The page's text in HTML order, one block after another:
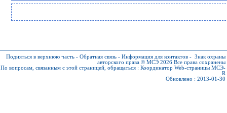
Подняться в верхнюю часть - Обратная связь - Информация для контактов - Знак охраны
авторского права © МСЭ 2026 Все права сохранены
По вопросам, связанным с этой страницей, обращаться : Координатор Web-страницы МСЭ-
R
Обновлено : 2013-01-30